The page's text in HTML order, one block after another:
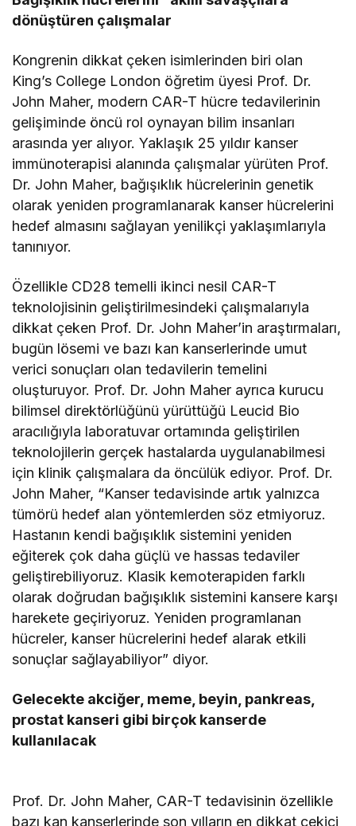
dönüştüren çalışmalar
Kongrenin dikkat çeken isimlerinden biri olan
King’s College London öğretim üyesi Prof. Dr.
John Maher, modern CAR-T hücre tedavilerinin
gelişiminde öncü rol oynayan bilim insanları
arasında yer alıyor. Yaklaşık 25 yıldır kanser
immünoterapisi alanında çalışmalar yürüten Prof.
Dr. John Maher, bağışıklık hücrelerinin genetik
olarak yeniden programlanarak kanser hücrelerini
hedef almasını sağlayan yenilikçi yaklaşımlarıyla
tanınıyor.
Özellikle CD28 temelli ikinci nesil CAR-T
teknolojisinin geliştirilmesindeki çalışmalarıyla
dikkat çeken Prof. Dr. John Maher’in araştırmaları,
bugün lösemi ve bazı kan kanserlerinde umut
verici sonuçları olan tedavilerin temelini
oluşturuyor. Prof. Dr. John Maher ayrıca kurucu
bilimsel direktörlüğünü yürüttüğü Leucid Bio
aracılığıyla laboratuvar ortamında geliştirilen
teknolojilerin gerçek hastalarda uygulanabilmesi
için klinik çalışmalara da öncülük ediyor. Prof. Dr.
John Maher, “Kanser tedavisinde artık yalnızca
tümörü hedef alan yöntemlerden söz etmiyoruz.
Hastanın kendi bağışıklık sistemini yeniden
eğiterek çok daha güçlü ve hassas tedaviler
geliştirebiliyoruz. Klasik kemoterapiden farklı
olarak doğrudan bağışıklık sistemini kansere karşı
harekete geçiriyoruz. Yeniden programlanan
hücreler, kanser hücrelerini hedef alarak etkili
sonuçlar sağlayabiliyor” diyor.
Gelecekte akciğer, meme, beyin, pankreas,
prostat kanseri gibi birçok kanserde
kullanılacak
Prof. Dr. John Maher, CAR-T tedavisinin özellikle
bazı kan kanserlerinde son yılların en dikkat çekici